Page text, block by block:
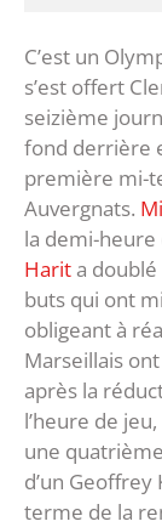
C’est un
s’est offert
seizième
fond derrière
première mi-
Auvergnats.
la demi-heure
Harita doublé
buts qui ont
obligeant à
Marseillais
après la
l’heure de
une
d’un
terme de la